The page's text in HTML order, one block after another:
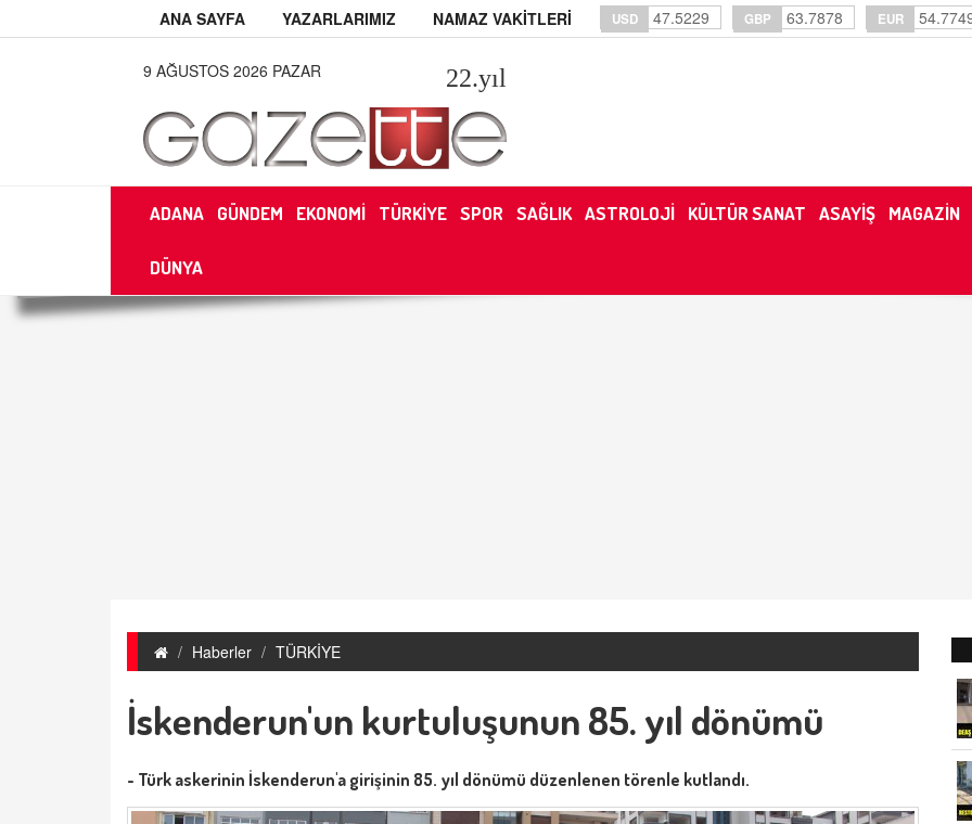
ANA SAYFA YAZARLARIMIZ NAMAZ VAKİTLERİ USD 47.5229 GBP 63.7878 EUR
9 AĞUSTOS 2026 PAZAR 22.yıl
ADANA GÜNDEM EKONOMİ TÜRKİYE SPOR SAĞLIK ASTROLOJİ KÜLTÜR SANAT ASAYİŞ MAGAZİN
DÜNYA
Haberler TÜRKİYE
İskenderun'un kurtuluşunun 85. yıl dönümü
- Türk askerinin İskenderun'a girişinin 85. yıl dönümü düzenlenen törenle kutlandı.